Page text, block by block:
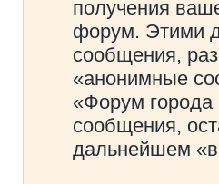
получения
форум. Этими
сообщения,
«анонимные
«Форум
сообщения,
дальнейшем